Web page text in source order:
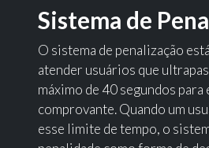
Sistema de
O sistema de penalização
atender usuários que
máximo de 40 segundos para
comprovante. Quando um
esse limite de tempo, o